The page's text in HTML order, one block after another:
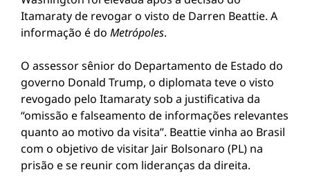
Itamaraty de revogar o visto de Darren Beattie. A
informação é do Metrópoles.
O assessor sênior do Departamento de Estado do
governo Donald Trump, o diplomata teve o visto
revogado pelo Itamaraty sob a justificativa da
“omissão e falseamento de informações relevantes
quanto ao motivo da visita”. Beattie vinha ao Brasil
com o objetivo de visitar Jair Bolsonaro (PL) na
prisão e se reunir com lideranças da direita.